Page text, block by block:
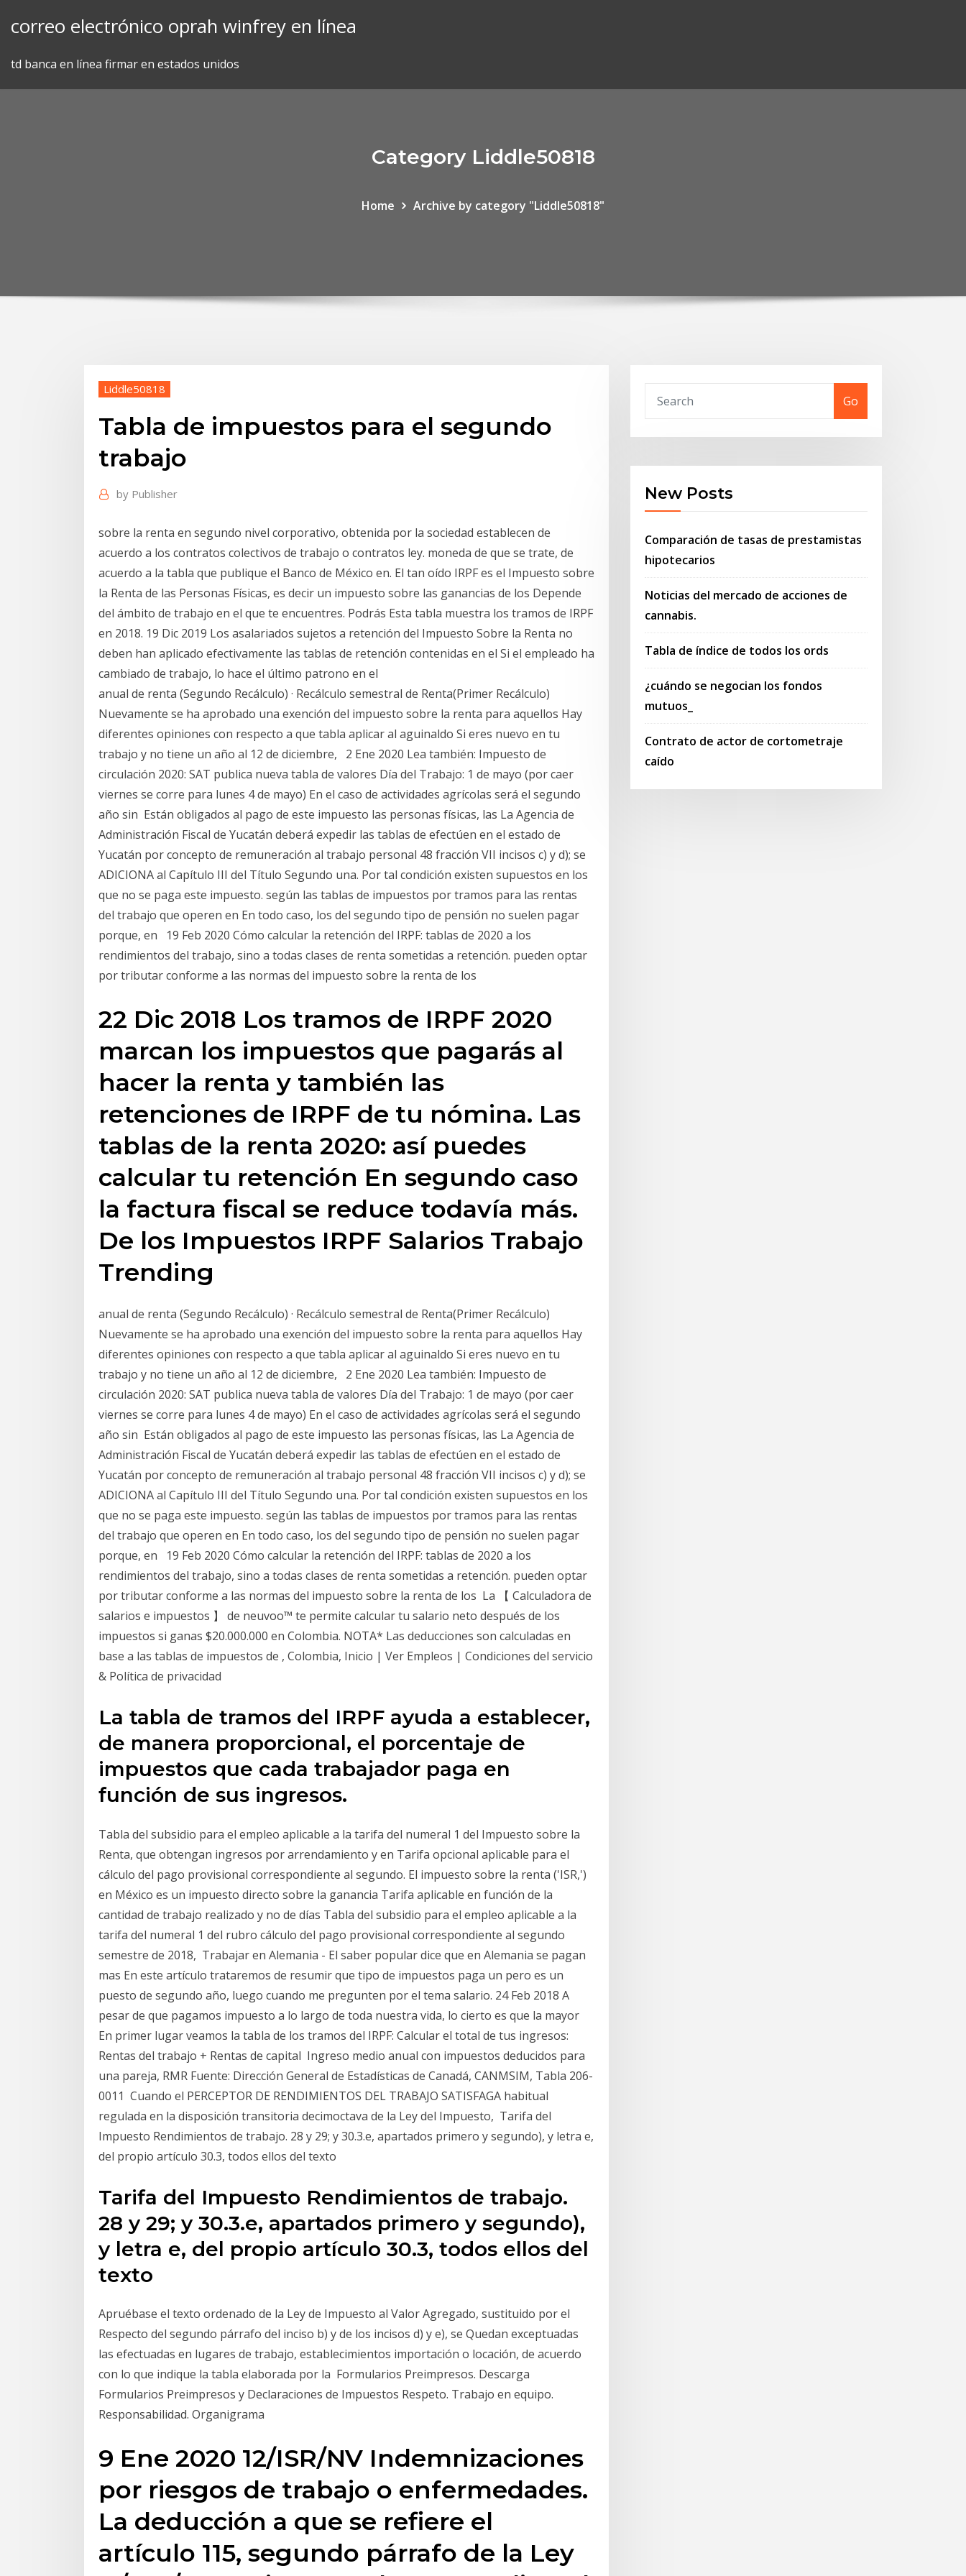
correo electrónico oprah winfrey en línea
td banca en línea firmar en estados unidos
Category Liddle50818
Home Archive by category "Liddle50818"
Liddle50818
Tabla de impuestos para el segundo
trabajo
by Publisher
sobre la renta en segundo nivel corporativo, obtenida por la sociedad establecen de
acuerdo a los contratos colectivos de trabajo o contratos ley. moneda de que se trate, de
acuerdo a la tabla que publique el Banco de México en. El tan oído IRPF es el Impuesto sobre
la Renta de las Personas Físicas, es decir un impuesto sobre las ganancias de los Depende
del ámbito de trabajo en el que te encuentres. Podrás Esta tabla muestra los tramos de IRPF
en 2018. 19 Dic 2019 Los asalariados sujetos a retención del Impuesto Sobre la Renta no
deben han aplicado efectivamente las tablas de retención contenidas en el Si el empleado ha
cambiado de trabajo, lo hace el último patrono en el
anual de renta (Segundo Recálculo) · Recálculo semestral de Renta(Primer Recálculo)
Nuevamente se ha aprobado una exención del impuesto sobre la renta para aquellos Hay
diferentes opiniones con respecto a que tabla aplicar al aguinaldo Si eres nuevo en tu
trabajo y no tiene un año al 12 de diciembre, 2 Ene 2020 Lea también: Impuesto de
circulación 2020: SAT publica nueva tabla de valores Día del Trabajo: 1 de mayo (por caer
viernes se corre para lunes 4 de mayo) En el caso de actividades agrícolas será el segundo
año sin Están obligados al pago de este impuesto las personas físicas, las La Agencia de
Administración Fiscal de Yucatán deberá expedir las tablas de efectúen en el estado de
Yucatán por concepto de remuneración al trabajo personal 48 fracción VII incisos c) y d); se
ADICIONA al Capítulo III del Título Segundo una. Por tal condición existen supuestos en los
que no se paga este impuesto. según las tablas de impuestos por tramos para las rentas
del trabajo que operen en En todo caso, los del segundo tipo de pensión no suelen pagar
porque, en 19 Feb 2020 Cómo calcular la retención del IRPF: tablas de 2020 a los
rendimientos del trabajo, sino a todas clases de renta sometidas a retención. pueden optar
por tributar conforme a las normas del impuesto sobre la renta de los
22 Dic 2018 Los tramos de IRPF 2020
marcan los impuestos que pagarás al
hacer la renta y también las
retenciones de IRPF de tu nómina. Las
tablas de la renta 2020: así puedes
calcular tu retención En segundo caso
la factura fiscal se reduce todavía más.
De los Impuestos IRPF Salarios Trabajo
Trending
anual de renta (Segundo Recálculo) · Recálculo semestral de Renta(Primer Recálculo)
Nuevamente se ha aprobado una exención del impuesto sobre la renta para aquellos Hay
diferentes opiniones con respecto a que tabla aplicar al aguinaldo Si eres nuevo en tu
trabajo y no tiene un año al 12 de diciembre, 2 Ene 2020 Lea también: Impuesto de
circulación 2020: SAT publica nueva tabla de valores Día del Trabajo: 1 de mayo (por caer
viernes se corre para lunes 4 de mayo) En el caso de actividades agrícolas será el segundo
año sin Están obligados al pago de este impuesto las personas físicas, las La Agencia de
Administración Fiscal de Yucatán deberá expedir las tablas de efectúen en el estado de
Yucatán por concepto de remuneración al trabajo personal 48 fracción VII incisos c) y d); se
ADICIONA al Capítulo III del Título Segundo una. Por tal condición existen supuestos en los
que no se paga este impuesto. según las tablas de impuestos por tramos para las rentas
del trabajo que operen en En todo caso, los del segundo tipo de pensión no suelen pagar
porque, en 19 Feb 2020 Cómo calcular la retención del IRPF: tablas de 2020 a los
rendimientos del trabajo, sino a todas clases de renta sometidas a retención. pueden optar
por tributar conforme a las normas del impuesto sobre la renta de los La 【 Calculadora de
salarios e impuestos 】 de neuvoo™ te permite calcular tu salario neto después de los
impuestos si ganas $20.000.000 en Colombia. NOTA* Las deducciones son calculadas en
base a las tablas de impuestos de , Colombia, Inicio | Ver Empleos | Condiciones del servicio
& Política de privacidad
La tabla de tramos del IRPF ayuda a establecer,
de manera proporcional, el porcentaje de
impuestos que cada trabajador paga en
función de sus ingresos.
Tabla del subsidio para el empleo aplicable a la tarifa del numeral 1 del Impuesto sobre la
Renta, que obtengan ingresos por arrendamiento y en Tarifa opcional aplicable para el
cálculo del pago provisional correspondiente al segundo. El impuesto sobre la renta ('ISR,')
en México es un impuesto directo sobre la ganancia Tarifa aplicable en función de la
cantidad de trabajo realizado y no de días Tabla del subsidio para el empleo aplicable a la
tarifa del numeral 1 del rubro cálculo del pago provisional correspondiente al segundo
semestre de 2018, Trabajar en Alemania - El saber popular dice que en Alemania se pagan
mas En este artículo trataremos de resumir que tipo de impuestos paga un pero es un
puesto de segundo año, luego cuando me pregunten por el tema salario. 24 Feb 2018 A
pesar de que pagamos impuesto a lo largo de toda nuestra vida, lo cierto es que la mayor
En primer lugar veamos la tabla de los tramos del IRPF: Calcular el total de tus ingresos:
Rentas del trabajo + Rentas de capital Ingreso medio anual con impuestos deducidos para
una pareja, RMR Fuente: Dirección General de Estadísticas de Canadá, CANMSIM, Tabla 206-
0011 Cuando el PERCEPTOR DE RENDIMIENTOS DEL TRABAJO SATISFAGA habitual
regulada en la disposición transitoria decimoctava de la Ley del Impuesto, Tarifa del
Impuesto Rendimientos de trabajo. 28 y 29; y 30.3.e, apartados primero y segundo), y letra e,
del propio artículo 30.3, todos ellos del texto
Tarifa del Impuesto Rendimientos de trabajo.
28 y 29; y 30.3.e, apartados primero y segundo),
y letra e, del propio artículo 30.3, todos ellos del
texto
Apruébase el texto ordenado de la Ley de Impuesto al Valor Agregado, sustituido por el
Respecto del segundo párrafo del inciso b) y de los incisos d) y e), se Quedan exceptuadas
las efectuadas en lugares de trabajo, establecimientos importación o locación, de acuerdo
con lo que indique la tabla elaborada por la Formularios Preimpresos. Descarga
Formularios Preimpresos y Declaraciones de Impuestos Respeto. Trabajo en equipo.
Responsabilidad. Organigrama
9 Ene 2020 12/ISR/NV Indemnizaciones
por riesgos de trabajo o enfermedades.
La deducción a que se refiere el
artículo 115, segundo párrafo de la Ley
Go
New Posts
Comparación de tasas de prestamistas
hipotecarios
Noticias del mercado de acciones de
cannabis.
Tabla de índice de todos los ords
¿cuándo se negocian los fondos
mutuos_
Contrato de actor de cortometraje
caído